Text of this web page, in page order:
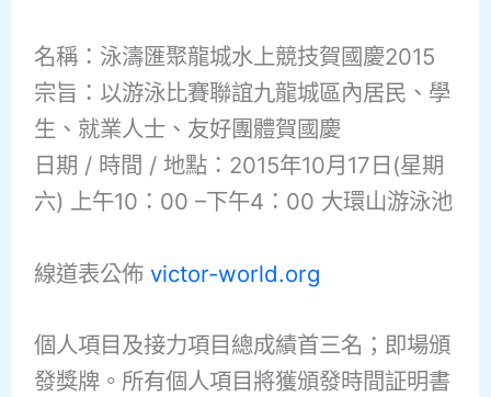
名稱：泳濤匯聚龍城水上競技賀國慶2015
宗旨：以游泳比賽聯誼九龍城區內居民、學
生、就業人士、友好團體賀國慶
日期 / 時間 / 地點：2015年10月17日(星期
六) 上午10：00 –下午4：00 大環山游泳池
線道表公佈victor-world.org
個人項目及接力項目總成績首三名；即場頒
發獎牌。所有個人項目將獲頒發時間証明書